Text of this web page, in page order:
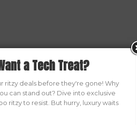
inyecciones intramusculares.
a Tech Treat?
ritzy deals before they're gone! Why
can stand out? Dive into exclusive
ritzy to resist. But hurry, luxury waits